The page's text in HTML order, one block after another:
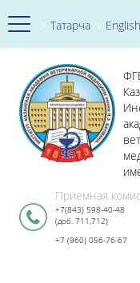
Татарча English
Приемная
+7(843) 598-40-48
(доб. 711,712)
+7 (960) 056-76-67